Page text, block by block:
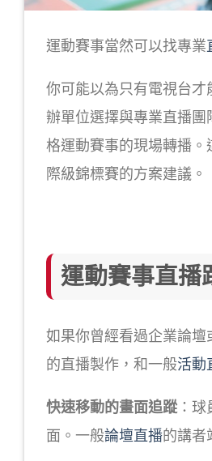
運動賽事當然可以找專業
你可能以為只有電視台
辦單位選擇與專業直播
格運動賽事的現場轉播
際級錦標賽的方案建議。
運動賽事直播
如果你曾經看過企業論
的直播製作，和一般活動
快速移動的畫面追蹤 ：
面。一般論壇直播的講者